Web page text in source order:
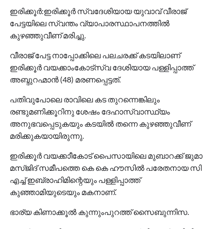
ഇരിക്കൂര്‍:ഇരിക്കൂര്‍ സ്വദേശിയായ യുവാവ് വീരാജ്
പേട്ടയിലെ സ്വന്തം വ്യാപാരസ്ഥാപനത്തില്‍
കുഴഞ്ഞുവീണ് മരിച്ചു.
വീരാജ് പേട്ട നാപ്പോക്കിലെ പലചരക്ക് കടയിലാണ്
ഇരിക്കൂര്‍ വയക്കാംകോട്സ്വ ദേശിയായ പള്ളിപ്പാത്ത്
അബ്ദുറഹ്മാന്‍ (48) മരണപ്പെട്ടത്.
പതിവുപോലെ രാവിലെ കട തുറന്നെങ്കിലും
രണ്ടുമണിക്കൂറിനു ശേഷം ദേഹാസ്വാസ്ഥ്യം
അനുഭവപ്പെടുകയും കടയില്‍ തന്നെ കുഴഞ്ഞുവീണ്
മരിക്കുകയായിരുന്നു.
ഇരിക്കൂര്‍ വയക്കാീകോട് പൈസായിലെ മുബാറക്ക് ജുമാ
മസ്ജിദ് സമീപത്തെ കെ കെ ഹൗസില്‍ പരേതനായ സി
എച്ച് ഇബ്രാഹിമിന്റെയും പള്ളിപ്പാത്ത്
കുഞ്ഞാമിയുടെയും മകനാണ്.
ഭാര്യ കിണാക്കൂല്‍ കുന്നുംപുറത്ത് സൈബുന്നിസ.